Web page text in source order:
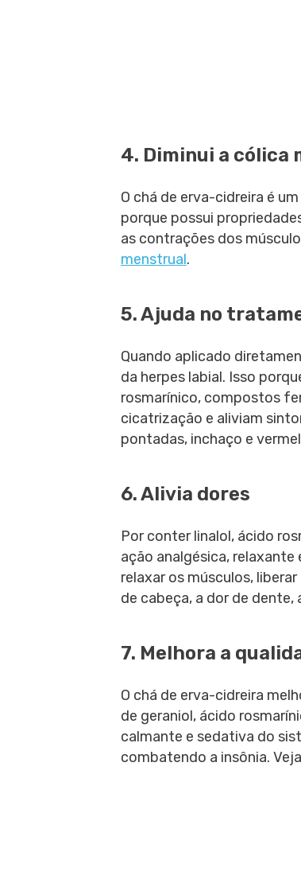
4. Diminui a cólica
O chá de erva-cidreira é
porque possui
as contrações dos
menstrual.
5. Ajuda no
Quando aplicado
da herpes labial. Isso
rosmarínico, compostos
cicatrização e aliviam
pontadas, inchaço e
6. Alivia dores
Por conter linalol, ácido
ação analgésica,
relaxar os músculos,
de cabeça, a dor de dente,
7. Melhora a
O chá de erva-cidreira
de geraniol, ácido
calmante e sedativa do
combatendo a insônia. Veja